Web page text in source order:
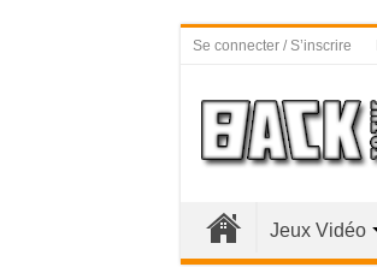
Se connecter / S’inscrire
Jeux Vidéo